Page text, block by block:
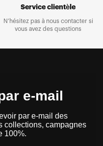
Service clientèle
N'hésitez pas à nous contacter si
vous avez des questions
e-mail
par e-mail des
collections, campagnes
100%.